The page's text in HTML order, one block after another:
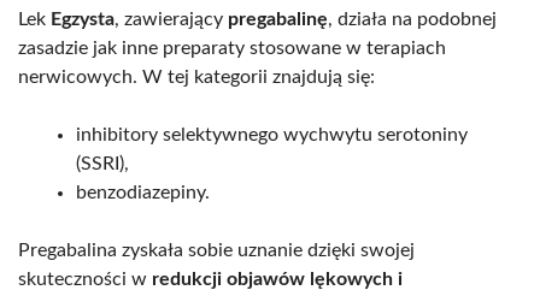
Lek Egzysta, zawierający pregabalinę, działa na podobnej
zasadzie jak inne preparaty stosowane w terapiach
nerwicowych. W tej kategorii znajdują się:
inhibitory selektywnego wychwytu serotoniny
(SSRI),
benzodiazepiny.
Pregabalina zyskała sobie uznanie dzięki swojej
skuteczności w redukcji objawów lękowych i